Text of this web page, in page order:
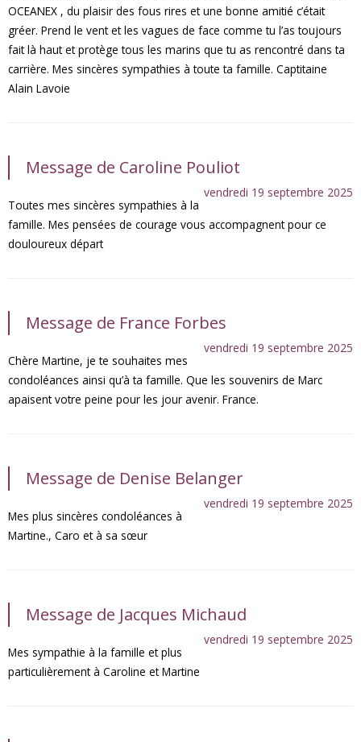
OCEANEX , du plaisir des fous rires et une bonne amitié c’était
gréer. Prend le vent et les vagues de face comme tu l’as toujours
fait là haut et protège tous les marins que tu as rencontré dans ta
carrière. Mes sincères sympathies à toute ta famille. Captitaine
Alain Lavoie
Message de Caroline Pouliot
vendredi 19 septembre 2025
Toutes mes sincères sympathies à la
famille. Mes pensées de courage vous accompagnent pour ce
douloureux départ
Message de France Forbes
vendredi 19 septembre 2025
Chère Martine, je te souhaites mes
condoléances ainsi qu’à ta famille. Que les souvenirs de Marc
apaisent votre peine pour les jour avenir. France.
Message de Denise Belanger
vendredi 19 septembre 2025
Mes plus sincères condoléances à
Martine., Caro et à sa sœur
Message de Jacques Michaud
vendredi 19 septembre 2025
Mes sympathie à la famille et plus
particulièrement à Caroline et Martine